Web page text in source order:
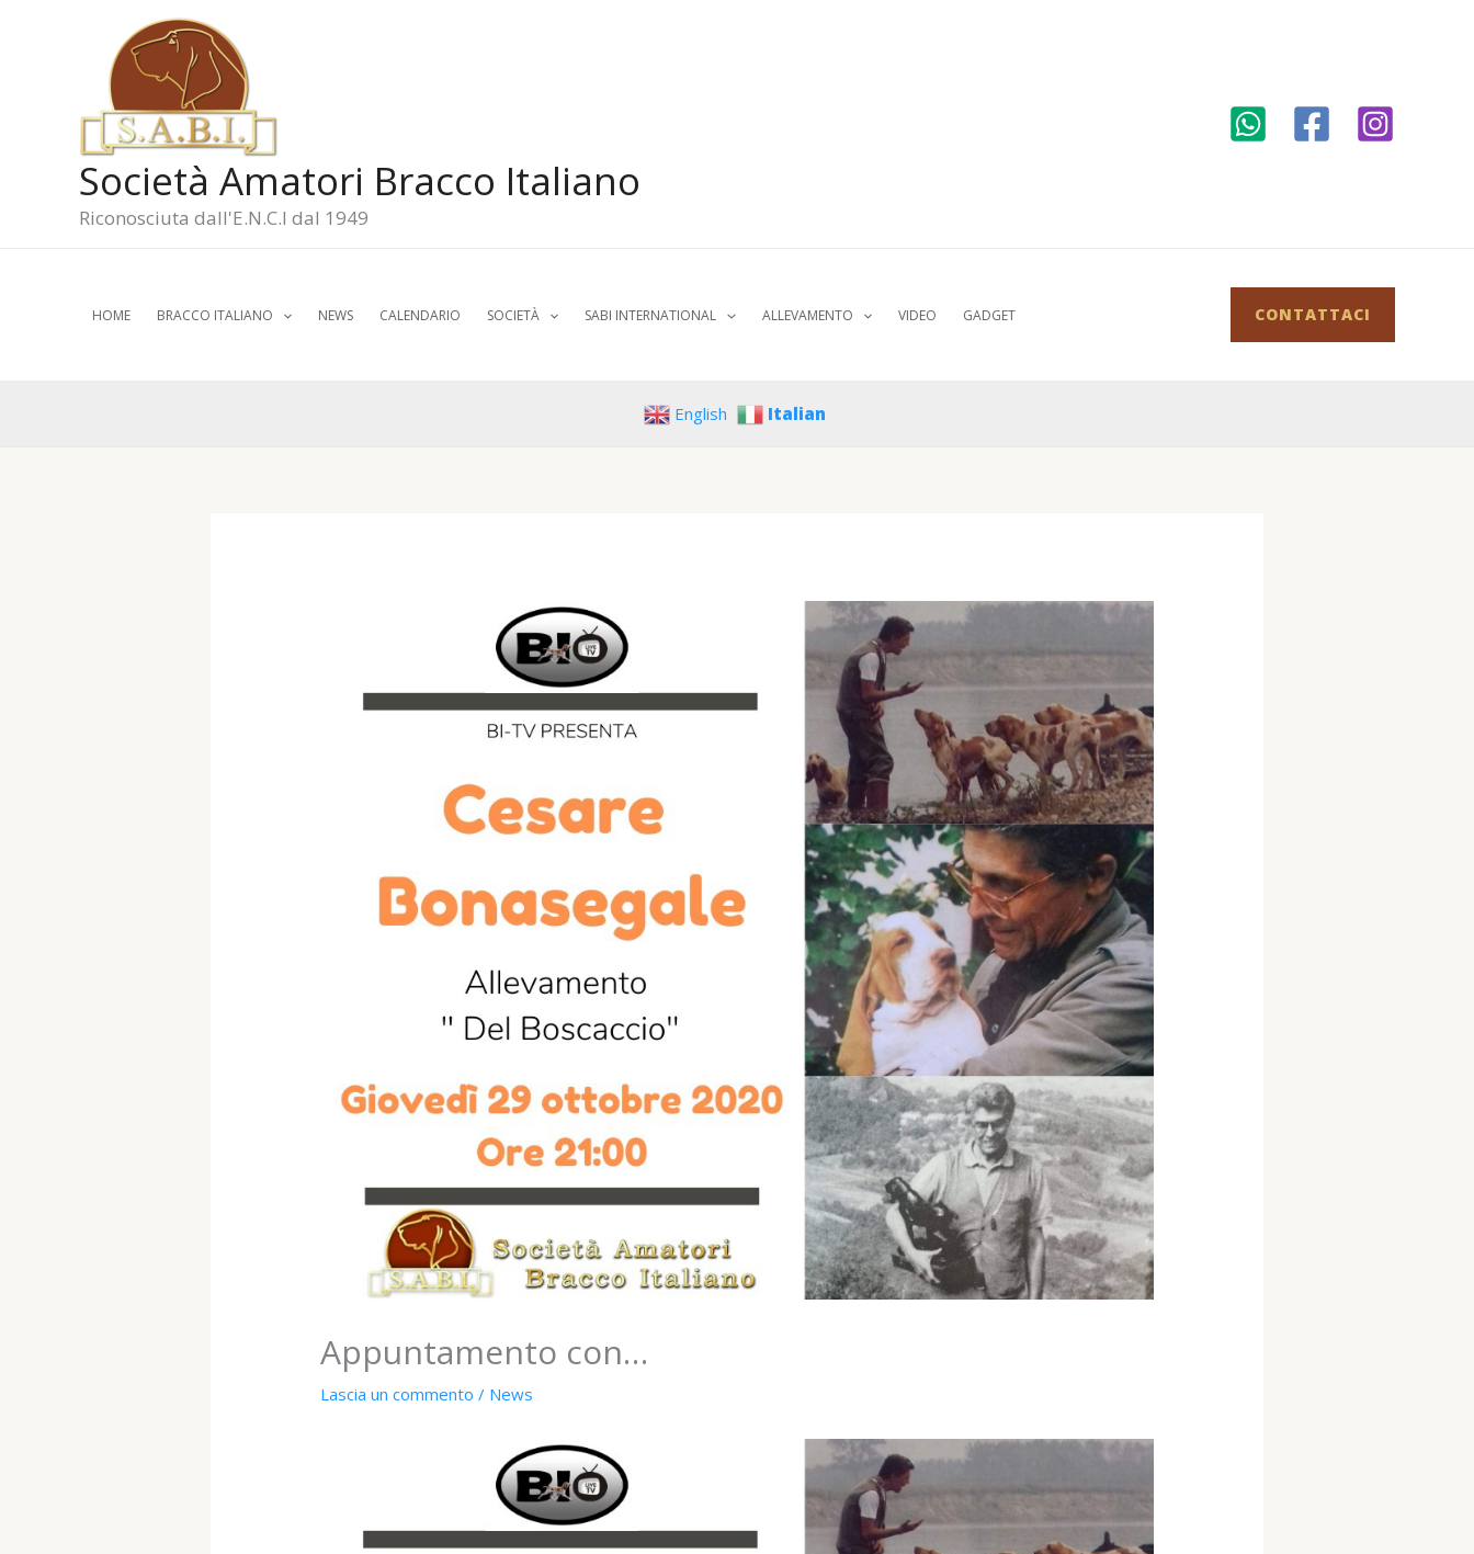
Società Amatori Bracco Italiano
Riconosciuta dall'E.N.C.I dal 1949
HOME BRACCO ITALIANO NEWS CALENDARIO SOCIETÀ SABI INTERNATIONAL ALLEVAMENTO VIDEO GADGET CONTATTACI
English Italian
Appuntamento con…
Lascia un commento / News